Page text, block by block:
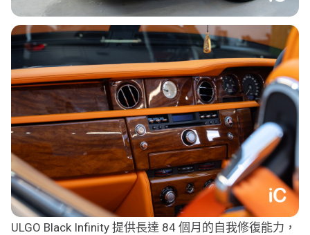
ULGO Black Infinity 提供長達 84 個月的自我修復能力，